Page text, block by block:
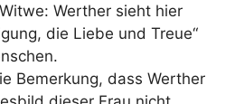
Werther sieht hier
die Liebe und Treue“
Bemerkung, dass Werther